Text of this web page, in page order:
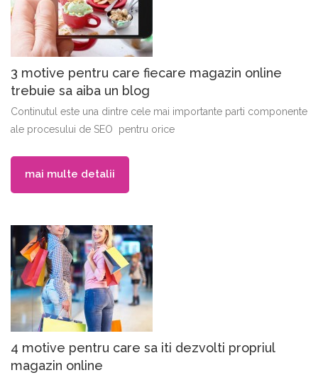
3 motive pentru care fiecare magazin online
trebuie sa aiba un blog
Continutul este una dintre cele mai importante parti componente
ale procesului de SEO pentru orice
mai multe detalii
4 motive pentru care sa iti dezvolti propriul
magazin online